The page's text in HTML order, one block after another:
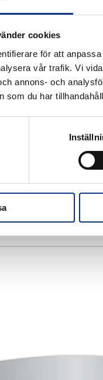
cookies
för att
vår trafik. Vi
annons- och
som du har